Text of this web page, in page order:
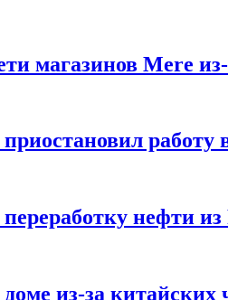
магазинов Mere
работу
нефти
из-за китайских